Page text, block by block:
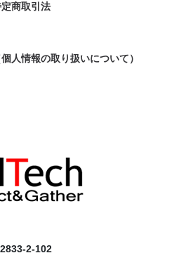
2-102
商取引法
人情報の取り扱いについて）